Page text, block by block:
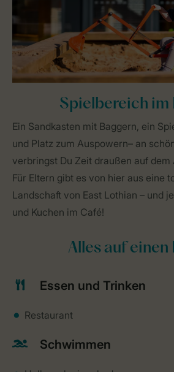
Spielbereich im
Ein Sandkasten mit Baggern, ein
und Platz zum Auspowern– an
verbringst Du Zeit draußen auf dem
Für Eltern gibt es von hier aus eine
Landschaft von East Lothian – und
und Kuchen im Café!
Alles auf einen
Essen und Trinken
Restaurant
Schwimmen